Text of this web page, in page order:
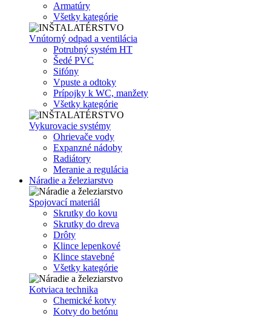
Armatúry
Všetky kategórie
Vnútorný odpad a ventilácia
Potrubný systém HT
Šedé PVC
Sifóny
Vpuste a odtoky
Prípojky k WC, manžety
Všetky kategórie
Vykurovacie systémy
Ohrievače vody
Expanzné nádoby
Radiátory
Meranie a regulácia
Náradie a železiarstvo
Spojovací materiál
Skrutky do kovu
Skrutky do dreva
Drôty
Klince lepenkové
Klince stavebné
Všetky kategórie
Kotviaca technika
Chemické kotvy
Kotvy do betónu